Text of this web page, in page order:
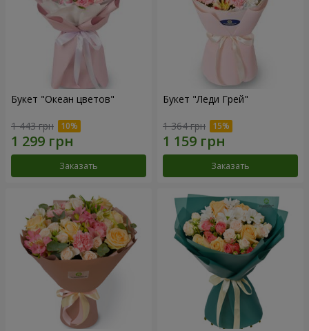
Букет "Океан цветов"
1 443 грн
Заказать
Букет "Леди Грей"
1 364 грн
Заказать